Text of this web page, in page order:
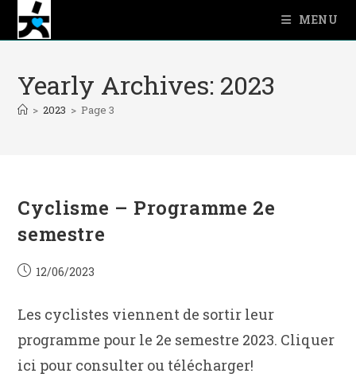
MENU
Yearly Archives: 2023
> 2023 > Page 3
Cyclisme – Programme 2e
semestre
Post12/06/2023
Les cyclistes viennent de sortir leur
programme pour le 2e semestre 2023. Cliquer
ici pour consulter ou télécharger!